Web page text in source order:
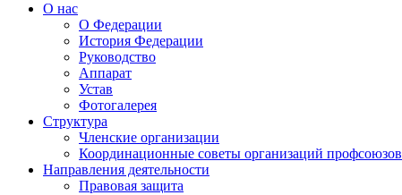
О нас
О Федерации
История Федерации
Руководство
Аппарат
Устав
Фотогалерея
Структура
Членские организации
Координационные советы организаций профсоюзов
Направления деятельности
Правовая защита